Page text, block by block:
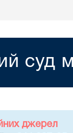
суд
джерел